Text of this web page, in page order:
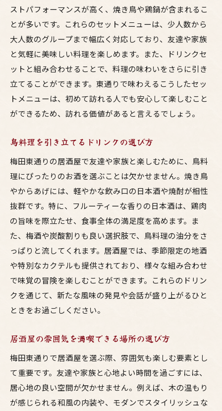
ストパフォーマンスが高く、焼き鳥や鶏鍋が含まれるこ
とが多いです。これらのセットメニューは、少人数から
大人数のグループまで幅広く対応しており、友達や家族
と気軽に美味しい料理を楽しめます。また、ドリンクセ
ットと組み合わせることで、料理の味わいをさらに引き
立てることができます。東通りで味わえるこうしたセッ
トメニューは、初めて訪れる人でも安心して楽しむこと
ができるため、訪れる価値があると言えるでしょう。
鳥料理を引き立てるドリンクの選び方
梅田東通りの居酒屋で友達や家族と楽しむために、鳥料
理にぴったりのお酒を選ぶことは欠かせません。焼き鳥
やからあげには、軽やかな飲み口の日本酒や焼酎が相性
抜群です。特に、フルーティーな香りの日本酒は、鶏肉
の旨味を際立たせ、食事全体の満足度を高めます。ま
た、梅酒や炭酸割りも良い選択肢で、鳥料理の油分をさ
っぱりと流してくれます。居酒屋では、季節限定の地酒
や特別なカクテルも提供されており、様々な組み合わせ
で味覚の冒険を楽しむことができます。これらのドリン
クを通じて、新たな風味の発見や会話が盛り上がるひと
ときをお過ごしください。
居酒屋の雰囲気を満喫できる場所の選び方
梅田東通りで居酒屋を選ぶ際、雰囲気も楽しむ要素とし
て重要です。友達や家族と心地よい時間を過ごすには、
居心地の良い空間が欠かせません。例えば、木の温もり
が感じられる和風の内装や、モダンでスタイリッシュな